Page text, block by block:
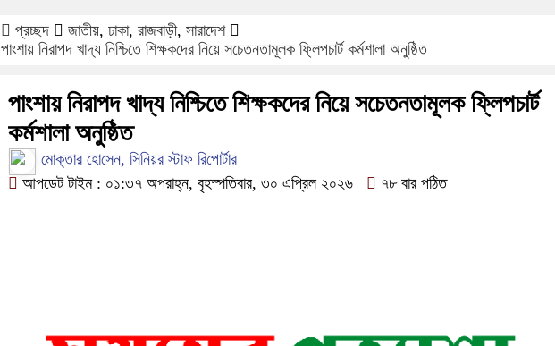
প্রচ্ছদ জাতীয়, ঢাকা, রাজবাড়ী, সারাদেশ
পাংশায় নিরাপদ খাদ্য নিশ্চিতে শিক্ষকদের নিয়ে সচেতনতামূলক ফ্লিপচার্ট কর্মশালা অনুষ্ঠিত
পাংশায় নিরাপদ খাদ্য নিশ্চিতে শিক্ষকদের নিয়ে সচেতনতামূলক ফ্লিপচার্ট
কর্মশালা অনুষ্ঠিত
মোক্তার হোসেন, সিনিয়র স্টাফ রিপোর্টার
আপডেট টাইম : ০১:৩৭ অপরাহ্ন, বৃহস্পতিবার, ৩০ এপ্রিল ২০২৬
৭৮ বার পঠিত